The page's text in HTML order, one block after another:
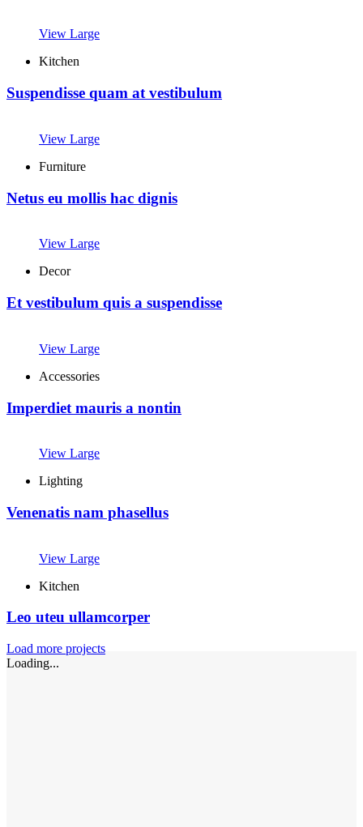
View Large
Kitchen
Suspendisse quam at vestibulum
View Large
Furniture
Netus eu mollis hac dignis
View Large
Decor
Et vestibulum quis a suspendisse
View Large
Accessories
Imperdiet mauris a nontin
View Large
Lighting
Venenatis nam phasellus
View Large
Kitchen
Leo uteu ullamcorper
Load more projects
Loading...